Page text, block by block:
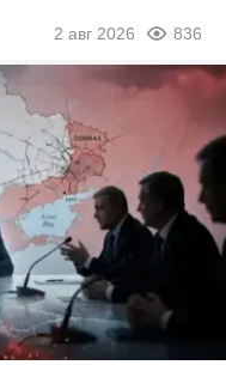
2 авг 2026 836